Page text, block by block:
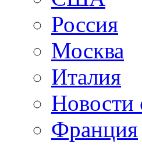
Россия
Москва
Италия
Новости
Франция